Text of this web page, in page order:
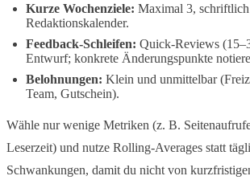
Kurze Wochenziele: Maximal 3,
Redaktionskalender.
Feedback-Schleifen: Quick-Reviews
Entwurf; konkrete Änderungspunkte
Belohnungen: Klein und unmittelbar
Team, Gutschein).
Wähle nur wenige Metriken (z. B.
Leserzeit) und nutze Rolling-Averages statt
Schwankungen, damit du nicht von